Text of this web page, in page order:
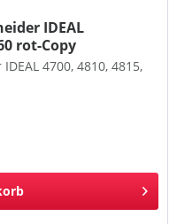
IDEAL
rot-Copy
4700, 4810, 4815,